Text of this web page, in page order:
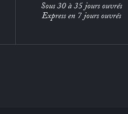
Sous 30 à 35 jours ouvrés
Express en 7 jours ouvrés